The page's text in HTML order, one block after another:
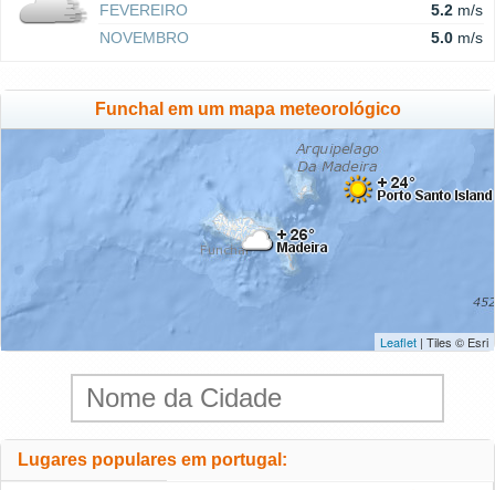
FEVEREIRO
5.2 m/s
NOVEMBRO
5.0 m/s
Funchal em um mapa meteorológico
Leaflet | Tiles © Esri
Lugares populares em portugal: